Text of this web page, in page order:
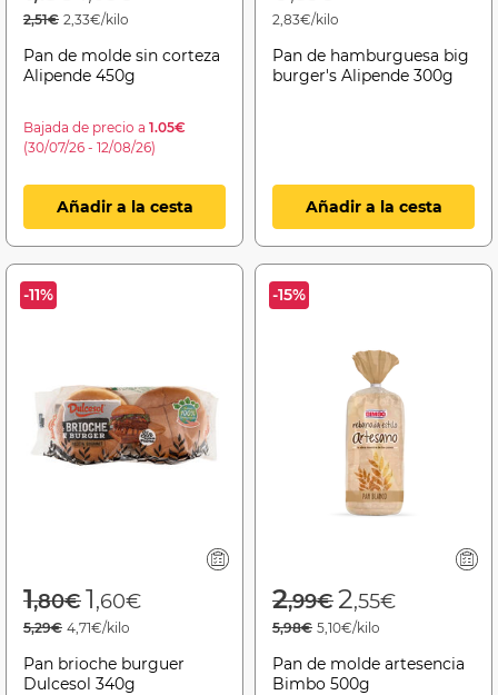
2,51€ 2,33€/kilo
Pan de molde sin corteza
Alipende 450g
Bajada de precio a 1.05€
(30/07/26 - 12/08/26)
Añadir a la cesta
2,83€/kilo
Pan de hamburguesa big
burger's Alipende 300g
Añadir a la cesta
-11%
Price reduced from
1,80€to
1,60€
5,29€ 4,71€/kilo
Pan brioche burguer
Dulcesol 340g
-15%
Price reduced
2,99€to
2,55€
5,98€ 5,10€/kilo
Pan de molde artesencia
Bimbo 500g